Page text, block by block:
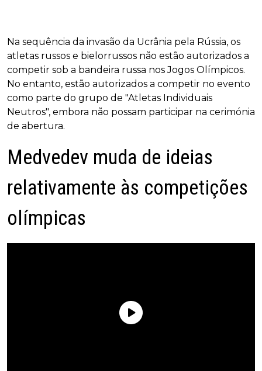
Na sequência da invasão da Ucrânia pela Rússia, os
atletas russos e bielorrussos não estão autorizados a
competir sob a bandeira russa nos Jogos Olímpicos.
No entanto, estão autorizados a competir no evento
como parte do grupo de "Atletas Individuais
Neutros", embora não possam participar na cerimónia
de abertura.
Medvedev muda de ideias
relativamente às competições
olímpicas